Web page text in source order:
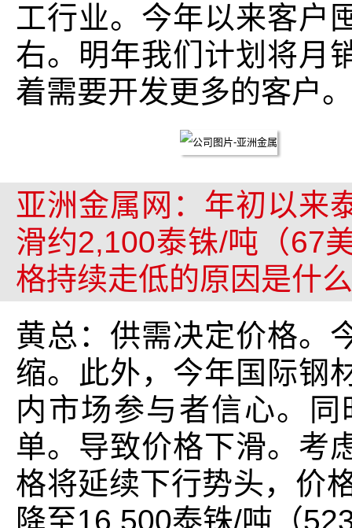
工行业。今年以来客户
右。明年我们计划将月
着需要开发更多的客户。
亚洲金属网：年初以来
滑约2,100泰铢/吨（67
格持续走低的原因是什
黄总：供需决定价格。
缩。此外，今年国际钢
内市场参与者信心。
单。导致价格下滑。考
格将延续下行势头，价
降至16,500泰铢/吨（